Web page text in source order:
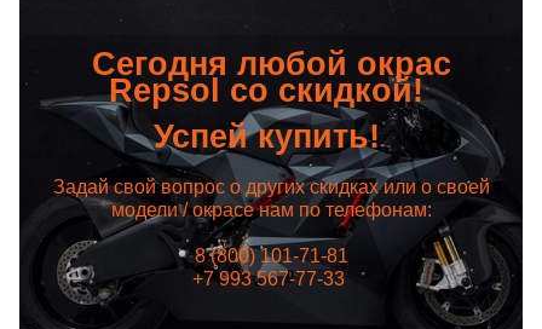
Сегодня любой окрас
Repsol со скидкой!
Успей купить!
Задай свой вопрос о других скидках или о своей
модели / окрасе нам по телефонам:
8 (800) 101-71-81
+7 993 567-77-33